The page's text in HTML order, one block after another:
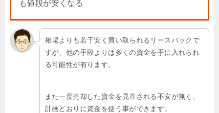
も値段が安くなる
相場よりも若干安く買い取られるリースバックで
すが、他の手段よりは多くの資金を手に入れられ
る可能性が有ります。
また一度売却した資金を見直される不安が無く、
計画どおりに資金を使う事ができます。